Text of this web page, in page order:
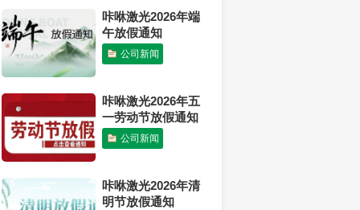
咔咻激光2026年端
午放假通知
公司新闻
咔咻激光2026年五
一劳动节放假通知
公司新闻
咔咻激光2026年清
明节放假通知